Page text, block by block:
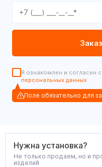
Я ознакомлен и согласен с
персональных данных
Поле обязательно для
Нужна установка?
Не только продаем, но и
изделий